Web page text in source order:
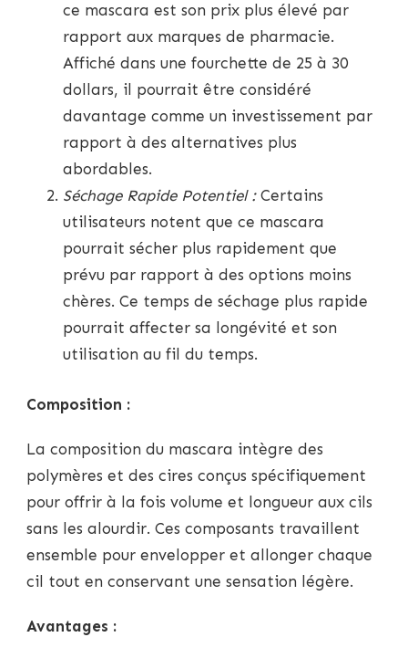
ce mascara est son prix plus élevé par
rapport aux marques de pharmacie.
Affiché dans une fourchette de 25 à 30
dollars, il pourrait être considéré
davantage comme un investissement par
rapport à des alternatives plus
abordables.
Séchage Rapide Potentiel :Certains
utilisateurs notent que ce mascara
pourrait sécher plus rapidement que
prévu par rapport à des options moins
chères. Ce temps de séchage plus rapide
pourrait affecter sa longévité et son
utilisation au fil du temps.
Composition :
La composition du mascara intègre des
polymères et des cires conçus spécifiquement
pour offrir à la fois volume et longueur aux cils
sans les alourdir. Ces composants travaillent
ensemble pour envelopper et allonger chaque
cil tout en conservant une sensation légère.
Avantages :